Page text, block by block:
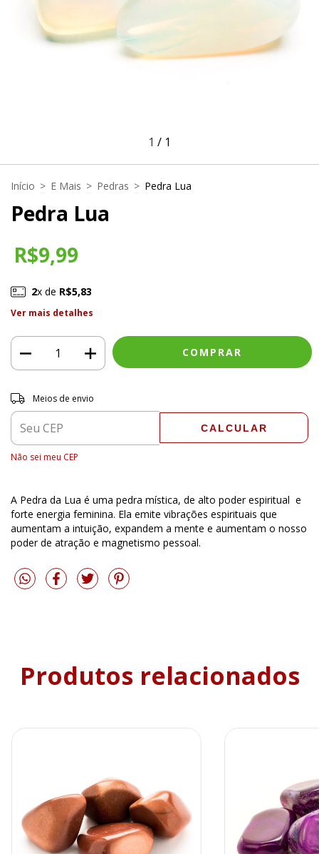
1 / 1
Início > E Mais > Pedras > Pedra Lua
Pedra Lua
R$9,99
2x de R$5,83
Ver mais detalhes
Entregas para o CEP:
Meios de envio
CALCULAR
Não sei meu CEP
A Pedra da Lua é uma pedra mística, de alto poder espiritual e
forte energia feminina. Ela emite vibrações espirituais que
aumentam a intuição, expandem a mente e aumentam o nosso
poder de atração e magnetismo pessoal.
Produtos relacionados